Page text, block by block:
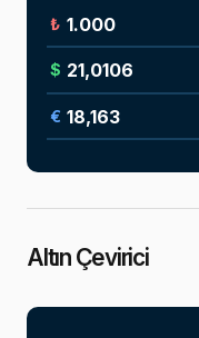
₺
$
€
Altın Çevirici